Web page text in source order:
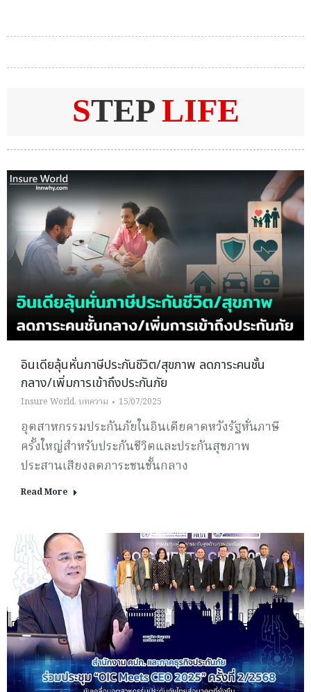
STEP LIFE
อินเดียลุ้นหั่นภาษีประกันชีวิต/สุขภาพ ลดภาระคนชั้น
กลาง/เพิ่มการเข้าถึงประกันภัย
Insure World, บทความ 15/07/2025
อุตสาหกรรมประกันภัยในอินเดียคาดหวังรัฐหั่นภาษี
ครั้งใหญ่สำหรับประกันชีวิตและประกันสุขภาพ
ประสานเสียงลดภาระชนชั้นกลาง
Read More